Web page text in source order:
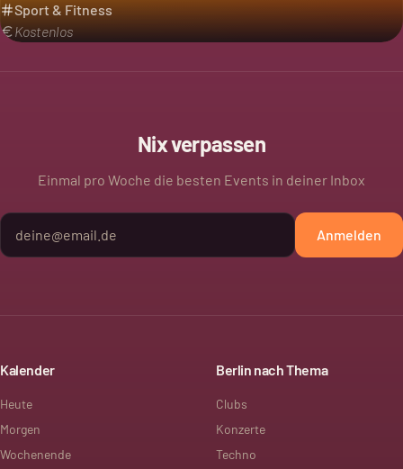
Sport & Fitness
Kostenlos
Nix verpassen
Einmal pro Woche die besten Events in deiner Inbox
Anmelden
Kalender
Heute
Morgen
Wochenende
Berlin nach Thema
Clubs
Konzerte
Techno